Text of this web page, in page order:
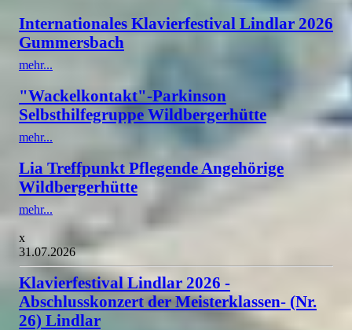
Internationales Klavierfestival Lindlar 2026
Gummersbach
mehr...
"Wackelkontakt"-Parkinson
Selbsthilfegruppe Wildbergerhütte
mehr...
Lia Treffpunkt Pflegende Angehörige
Wildbergerhütte
mehr...
x
31.07.2026
Klavierfestival Lindlar 2026 -
Abschlusskonzert der Meisterklassen- (Nr.
26) Lindlar